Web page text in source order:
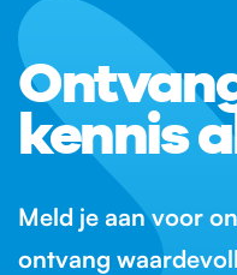
kennis
Meld je aan voor
ontvang